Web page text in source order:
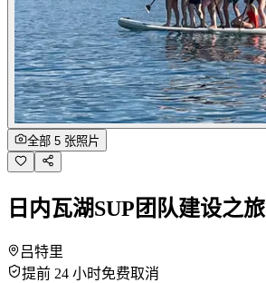
全部 5 张照片
日内瓦湖SUP团队建设之旅
吕特里
提前 24 小时免费取消